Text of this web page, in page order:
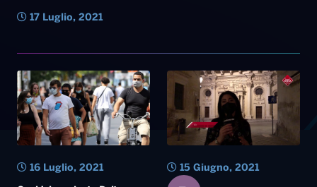
17 Luglio, 2021
16 Luglio, 2021 15 Giugno, 2021